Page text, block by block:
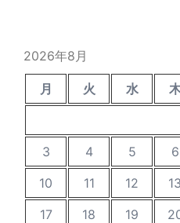
2026年8月
月 火 水
3
4 5 6
10
11 12 13
17
18 19